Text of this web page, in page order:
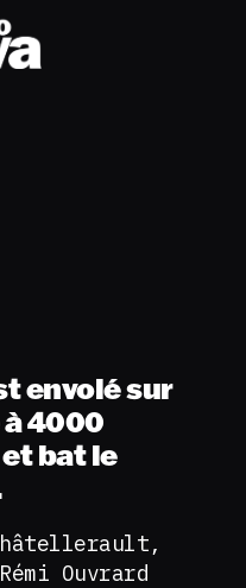
envolé sur
4000
bat le
Ouvrard